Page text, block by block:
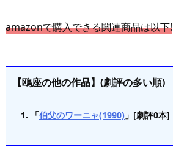
amazonで購入できる関連商品は以下!
【鴎座の他の作品】(劇評の多い順)
「伯父のワーニャ(1990) 」[劇評0本]